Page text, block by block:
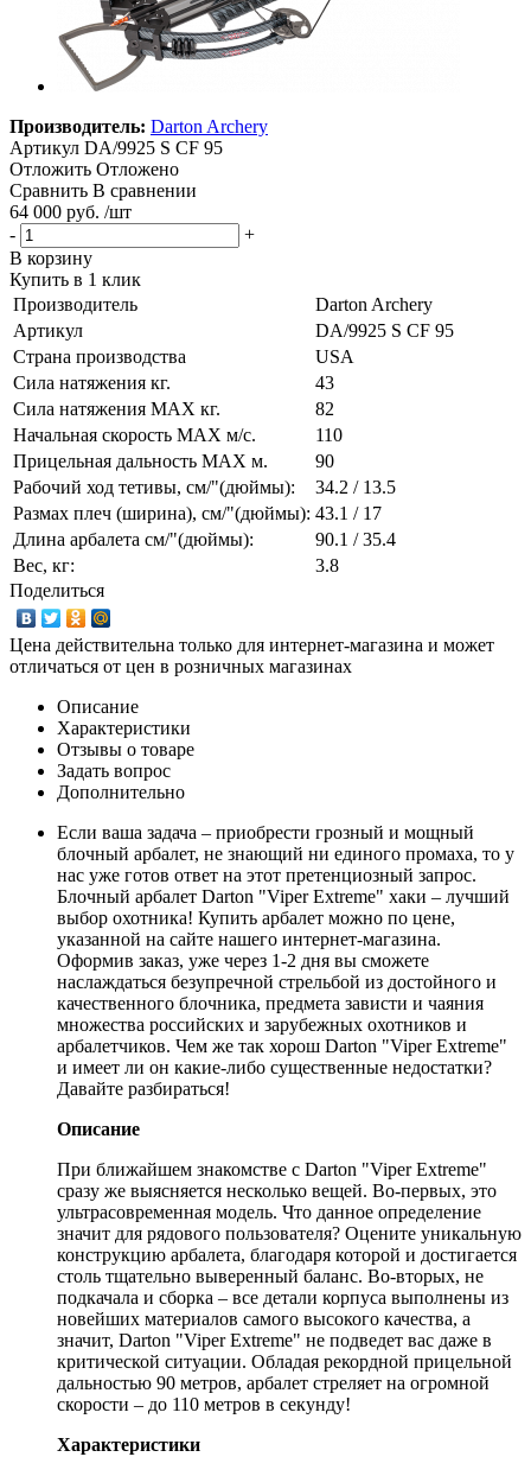
Производитель: Darton Archery
Артикул DA/9925 S CF 95
Отложить Отложено
Сравнить В сравнении
64 000 руб. /шт
-
+
В корзину
Купить в 1 клик
Производитель
Darton Archery
Артикул
DA/9925 S CF 95
Страна производства
USA
Сила натяжения кг.
43
Сила натяжения MAX кг.
82
Начальная скорость MAX м/c.
110
Прицельная дальность MAX м.
90
Рабочий ход тетивы, см/"(дюймы):
34.2 / 13.5
Размах плеч (ширина), см/"(дюймы): 43.1 / 17
Длина арбалета см/"(дюймы):
90.1 / 35.4
Вес, кг:
3.8
Поделиться
Цена действительна только для интернет-магазина и может
отличаться от цен в розничных магазинах
Описание
Характеристики
Отзывы о товаре
Задать вопрос
Дополнительно
Если ваша задача – приобрести грозный и мощный
блочный арбалет, не знающий ни единого промаха, то у
нас уже готов ответ на этот претенциозный запрос.
Блочный арбалет Darton "Viper Extreme" хаки – лучший
выбор охотника! Купить арбалет можно по цене,
указанной на сайте нашего интернет-магазина.
Оформив заказ, уже через 1-2 дня вы сможете
наслаждаться безупречной стрельбой из достойного и
качественного блочника, предмета зависти и чаяния
множества российских и зарубежных охотников и
арбалетчиков. Чем же так хорош Darton "Viper Extreme"
и имеет ли он какие-либо существенные недостатки?
Давайте разбираться!
Описание
При ближайшем знакомстве с Darton "Viper Extreme"
сразу же выясняется несколько вещей. Во-первых, это
ультрасовременная модель. Что данное определение
значит для рядового пользователя? Оцените уникальную
конструкцию арбалета, благодаря которой и достигается
столь тщательно выверенный баланс. Во-вторых, не
подкачала и сборка – все детали корпуса выполнены из
новейших материалов самого высокого качества, а
значит, Darton "Viper Extreme" не подведет вас даже в
критической ситуации. Обладая рекордной прицельной
дальностью 90 метров, арбалет стреляет на огромной
скорости – до 110 метров в секунду!
Характеристики